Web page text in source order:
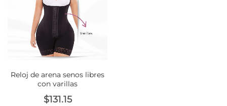
Reloj de arena senos libres
con varillas
$131.15